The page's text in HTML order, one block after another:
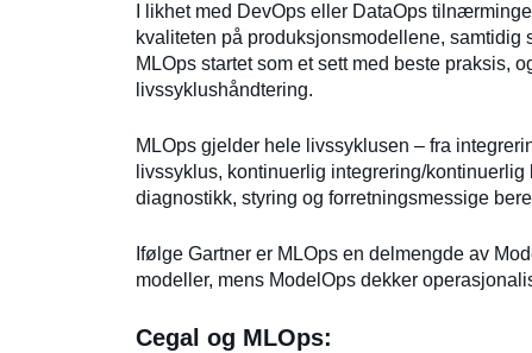
I likhet med DevOps eller DataOps
kvaliteten på produksjonsmodellene, samtidig
MLOps startet som et sett med beste praksis,
livssyklushåndtering.
MLOps gjelder hele livssyklusen – fra
livssyklus, kontinuerlig integrering/
diagnostikk, styring og forretningsmessige
Ifølge Gartner er MLOps en delmengde av
modeller, mens ModelOps dekker
Cegal og MLOps: